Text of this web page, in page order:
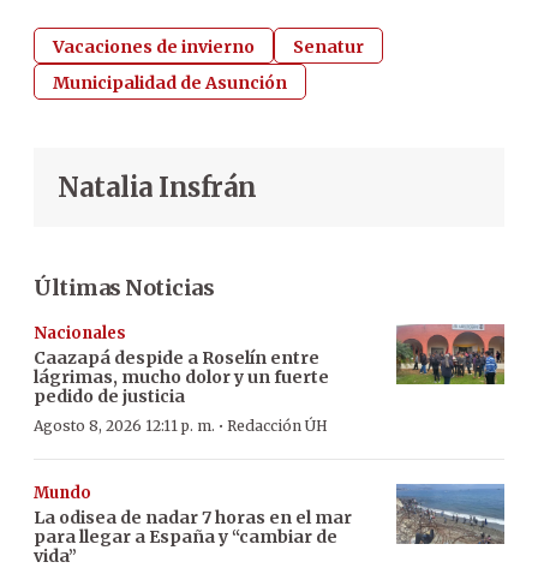
Vacaciones de invierno
Senatur
Municipalidad de Asunción
Natalia Insfrán
Últimas Noticias
Nacionales
Caazapá despide a Roselín entre
lágrimas, mucho dolor y un fuerte
pedido de justicia
Agosto 8, 2026 12:11 p. m. · Redacción ÚH
Mundo
La odisea de nadar 7 horas en el mar
para llegar a España y “cambiar de
vida”